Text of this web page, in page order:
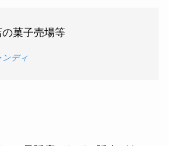
菓子売場等
ンディ